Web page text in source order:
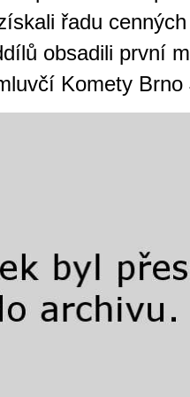
řadu
obsadili první
Komety
hry. V
nabídku her
jak pro pravidelné